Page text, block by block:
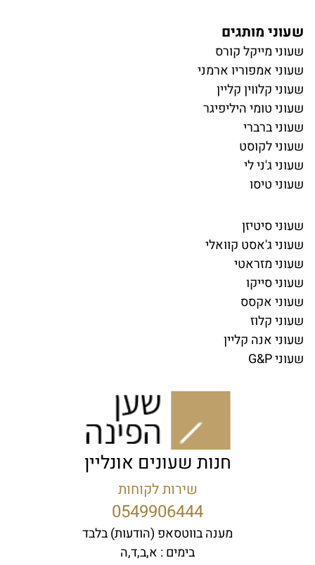
שעוני מותגים
שעוני מייקל קורס
שעוני אמפוריו ארמני
שעוני קלווין קליין
שעוני טומי היליפיגר
שעוני ברברי
שעוני לקוסט
שעוני ג'ני לי
שעוני טיסו
שעוני סיטיזן
שעוני ג'אסט קוואלי
שעוני מזראטי
שעוני סייקו
שעוני אקסס
שעוני קלוז
שעוני אנה קליין
שעוני G&P
חנות שעונים אונליין
שירות לקוחות
0549906444
מענה בווטסאפ (הודעות) בלבד
בימים : א,ב,ד,ה